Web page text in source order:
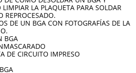
LA PLAQUETA PARA SOLDAR
REPROCESADO.
DE UN BGA CON FOTOGRAFÍAS DE LA
BGA
DE CIRCUITO IMPRESO